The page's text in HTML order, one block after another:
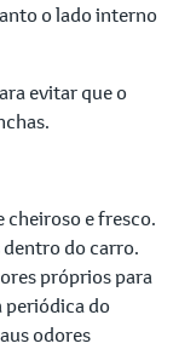
o lado interno
evitar que o
cheiroso e fresco.
dentro do carro.
próprios para
periódica do
odores